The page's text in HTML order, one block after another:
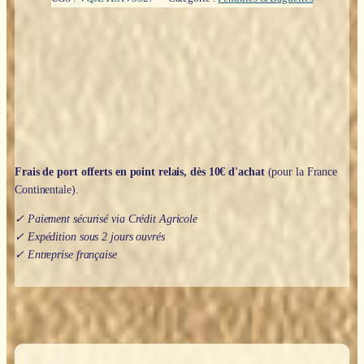
Frais de port offerts en point relais, dès 10€ d'achat(pour la France
Continentale).
✓ Paiement sécurisé via Crédit Agricole
✓ Expédition sous 2 jours ouvrés
✓ Entreprise française